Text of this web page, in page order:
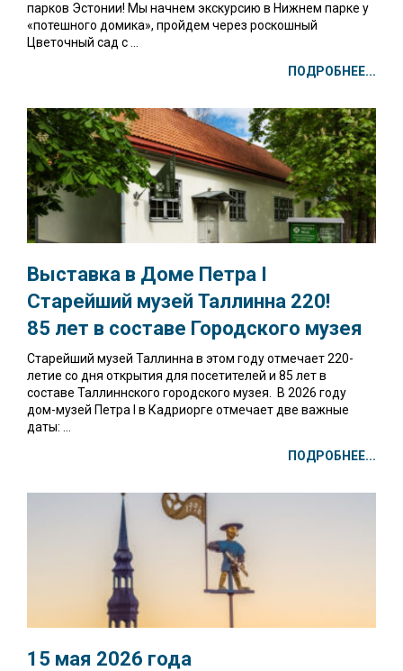
парков Эстонии! Мы начнем экскурсию в Нижнем парке у
«потешного домика», пройдем через роскошный
Цветочный сад с ...
ПОДРОБНЕЕ...
Выставка в Доме Петра I
Старейший музей Таллинна 220!
85 лет в составе Городского музея
Старейший музей Таллинна в этом году отмечает 220-
летие со дня открытия для посетителей и 85 лет в
составе Таллиннского городского музея. В 2026 году
дом-музей Петра I в Кадриорге отмечает две важные
даты: ...
ПОДРОБНЕЕ...
15 мая 2026 года